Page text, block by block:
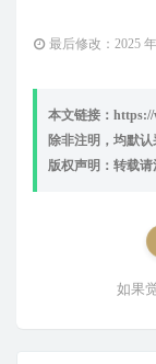
最后修改：2025
本文链接：https://
除非注明，均默认
版权声明：转载
如果